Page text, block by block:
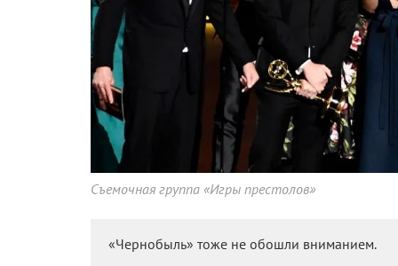
Съемочная группа «Игры престолов»
«Чернобыль» тоже не обошли вниманием.